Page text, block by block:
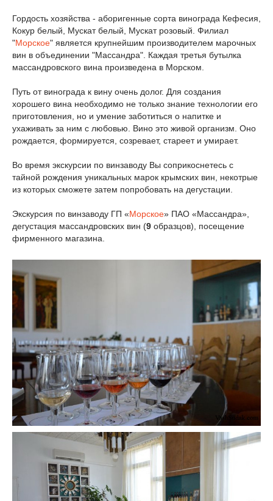
Гордость хозяйства - аборигенные сорта винограда Кефесия,
Кокур белый, Мускат белый, Мускат розовый. Филиал
"Морское" является крупнейшим производителем марочных
вин в объединении "Массандра". Каждая третья бутылка
массандровского вина произведена в Морском.
Путь от винограда к вину очень долог. Для создания
хорошего вина необходимо не только знание технологии его
приготовления, но и умение заботиться о напитке и
ухаживать за ним с любовью. Вино это живой организм. Оно
рождается, формируется, созревает, стареет и умирает.
Во время экскурсии по винзаводу Вы соприкоснетесь с
тайной рождения уникальных марок крымских вин, некотрые
из которых сможете затем попробовать на дегустации.
Экскурсия по винзаводу ГП «Морское» ПАО «Массандра»,
дегустация массандровских вин (9 образцов), посещение
фирменного магазина.